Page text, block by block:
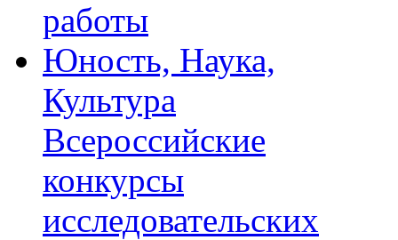
работы
Юность, Наука,
Культура
Всероссийские
конкурсы
исследовательских